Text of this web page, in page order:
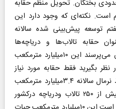
بختگان. تحویل منظم حقابه
است. نکته‌ای که وجود دارد این
توسعه پیش‌بینی شده سالانه
حقابه تالاب‌ها و دریاچه‌ها
رهاسازی شود. حالا کارشناسان می‌پرسند این ۱۰میلیارد مترمکعب
بگیرید فقط حقابه مورد نیاز
دریاچه ارومیه آن‌هم در شرایط نرمال سالانه ۳.۴میلیارد مترمکعب
است. این در‌حالی‌است که بیش از ۲۵۰ تالاب ودریاچه درکشور